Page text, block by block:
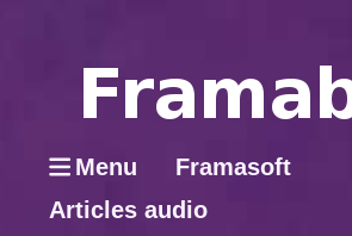
Menu
Framasoft
Articles audio